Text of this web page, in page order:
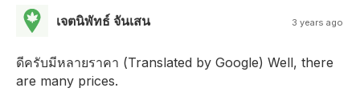
เจตนิพัทธ์ จันเสน 3 years ago
ดีครับมีหลายราคา (Translated by Google) Well, there
are many prices.